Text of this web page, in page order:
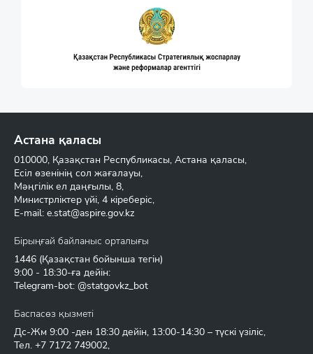
Астана қаласы
010000, Қазақстан Республикасы, Астана қаласы,
Есіл өзенінің сол жағалауы,
Мәңгілік ел даңғылы, 8,
Министрліктер үйі, 4 кіреберіс,
E-mail: e.stat@aspire.gov.kz
Бірыңғай байланыс орталығы
1446 (Қазақстан бойынша тегін)
9:00 - 18:30-ға дейін:
Telegram-bot: @statgovkz_bot
Баспасөз қызметі
Дс-Жм 9:00 -ден 18:30 дейін, 13:00-14:30 – түскі үзіліс,
Тел. +7 7172 749002,